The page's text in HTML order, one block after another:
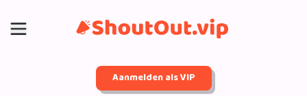
Aanmelden als VIP